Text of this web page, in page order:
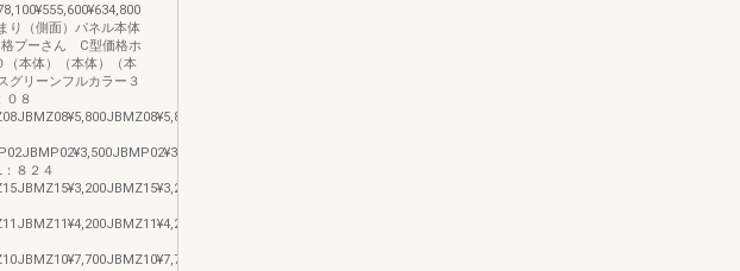
り（側面）パネル本体
プーさん C型価格ホ
（本体）（本体）（本
グリーンフルカラー３
０８
８２４
：
：